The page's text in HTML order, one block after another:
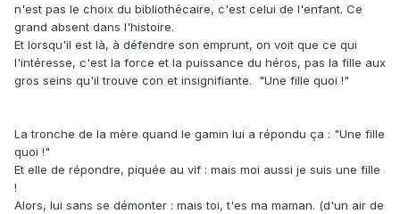
n'est pas le choix du bibliothécaire, c'est celui de l'enfant. Ce
grand absent dans l'histoire.
Et lorsqu'il est là, à défendre son emprunt, on voit que ce qui
l'intéresse, c'est la force et la puissance du héros, pas la fille aux
gros seins qu'il trouve con et insignifiante. "Une fille quoi !"
La tronche de la mère quand le gamin lui a répondu ça : "Une fille
quoi !"
Et elle de répondre, piquée au vif : mais moi aussi je suis une fille
!
Alors, lui sans se démonter : mais toi, t'es ma maman. (d'un air de